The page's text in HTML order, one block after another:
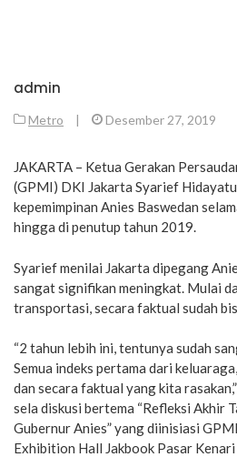
admin
Metro | Desember 27, 2019
JAKARTA – Ketua Gerakan
(GPMI) DKI Jakarta Syarief
kepemimpinan Anies Baswedan
hingga di penutup tahun 2019.
Syarief menilai Jakarta dipegang
sangat signifikan meningkat. Mulai
transportasi, secara faktual sudah
“2 tahun lebih ini, tentunya sudah
Semua indeks pertama dari
dan secara faktual yang kita
sela diskusi bertema “Refleksi Akhir
Gubernur Anies” yang diinisiasi
Exhibition Hall Jakbook Pasar